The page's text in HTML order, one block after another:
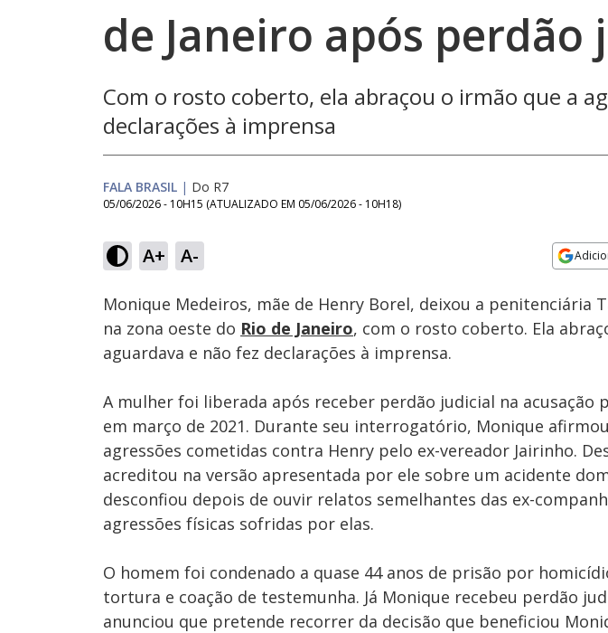
de Janeiro após perdão
Com o rosto coberto, ela abraçou o irmão que a
declarações à imprensa
FALA BRASIL | Do R7
05/06/2026 - 10H15 (ATUALIZADO EM 05/06/2026 - 10H18)
A+ A-
Ativar
Som
Monique Medeiros, mãe de Henry Borel, deixou a penitenciária
na zona oeste do Rio de Janeiro, com o rosto coberto. Ela
aguardava e não fez declarações à imprensa.
A mulher foi liberada após receber perdão judicial na acusação
em março de 2021. Durante seu interrogatório, Monique
agressões cometidas contra Henry pelo ex-vereador Jairinho.
acreditou na versão apresentada por ele sobre um acidente
desconfiou depois de ouvir relatos semelhantes das ex-
agressões físicas sofridas por elas.
O homem foi condenado a quase 44 anos de prisão por
tortura e coação de testemunha. Já Monique recebeu perdão
anunciou que pretende recorrer da decisão que beneficiou